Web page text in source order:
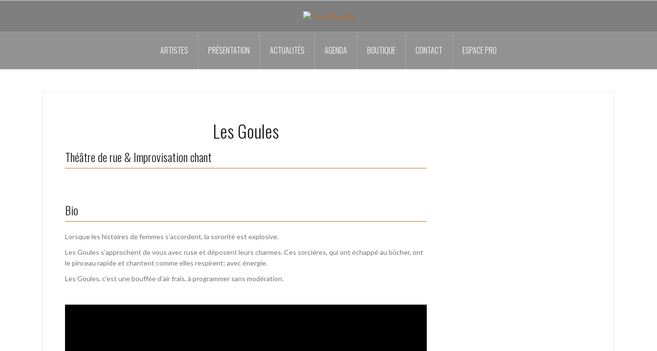
ARTISTES PRÉSENTATION ACTUALITÉS AGENDA BOUTIQUE CONTACT ESPACE PRO
Les Goules
Théâtre de rue & Improvisation chant
Bio
Lorsque les histoires de femmes s’accordent, la sororité est explosive.
Les Goules s’approchent de vous avec ruse et déposent leurs charmes. Ces sorcières, qui ont échappé au bûcher, ont
le pinceau rapide et chantent comme elles respirent: avec énergie.
Les Goules, c’est une bouffée d’air frais, à programmer sans modération.